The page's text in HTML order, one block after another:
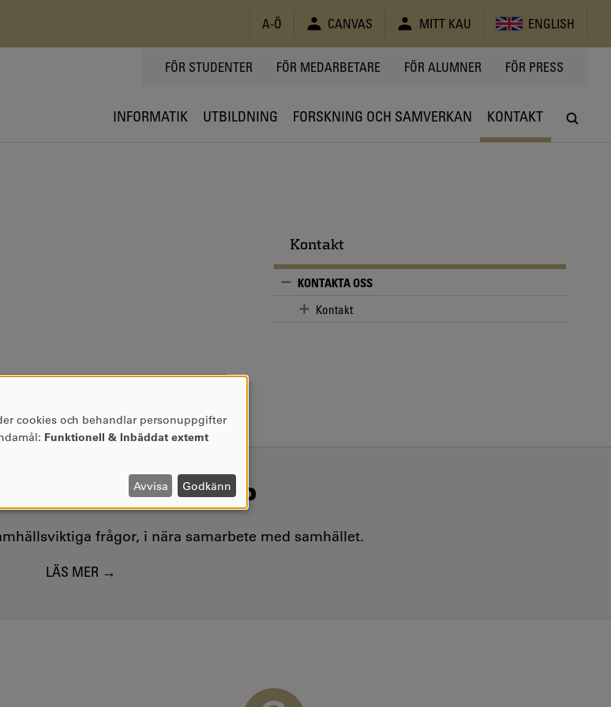
A-Ö CANVAS MITT KAU ENGLISH
TOPPMENY
FÖR STUDENTER FÖR MEDARBETARE FÖR ALUMNER FÖR PRESS
INFORMATIK UTBILDNING FORSKNING OCH SAMVERKAN KONTAKT
Kontakt
KONTAKTA OSS
Kontakt
KUNSKAP
frågor, i nära samarbete med samhället.
LÄS MER
cookies och behandlar personuppgifter
Funktionell & Inbäddat externt
Avvisa Godkänn